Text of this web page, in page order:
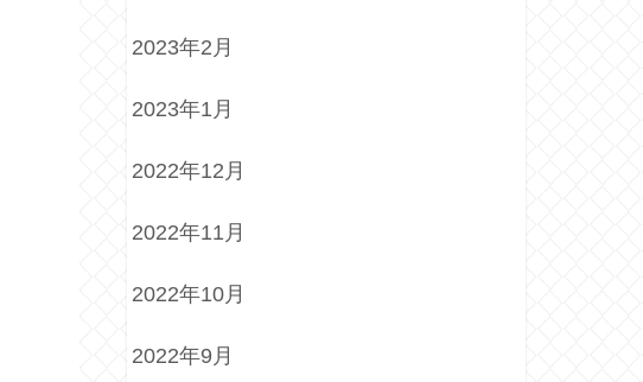
2023年2月
2023年1月
2022年12月
2022年11月
2022年10月
2022年9月